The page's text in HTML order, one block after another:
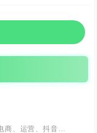
、运营、抖音、